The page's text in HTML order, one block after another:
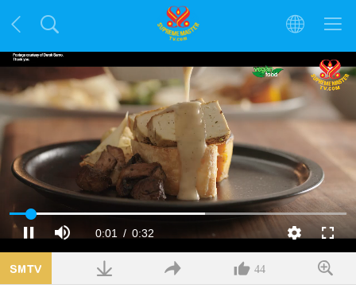
SzünetNémítás
Aktuális
időpont
0:02 / Hossz
0:32
Betöltve:
58.03%
MinőségTeljes
44